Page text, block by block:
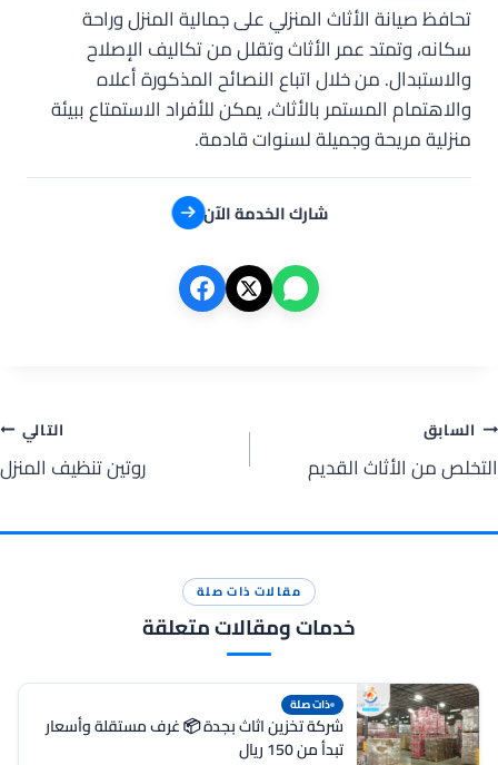
تحافظ صيانة الأثاث المنزلي على جمالية المنزل وراحة
سكانه، وتمتد عمر الأثاث وتقلل من تكاليف الإصلاح
والاستبدال. من خلال اتباع النصائح المذكورة أعلاه
والاهتمام المستمر بالأثاث، يمكن للأفراد الاستمتاع ببيئة
منزلية مريحة وجميلة لسنوات قادمة.
شارك الخدمة الآن
تصفّح
المقالات
السابق
التخلص من الأثاث القديم
التالي
روتين تنظيف المنزل
مقالات ذات صلة
خدمات ومقالات متعلقة
ذات صلة
شركة تخزين اثاث بجدة 📦 غرف مستقلة وأسعار
تبدأ من 150 ريال